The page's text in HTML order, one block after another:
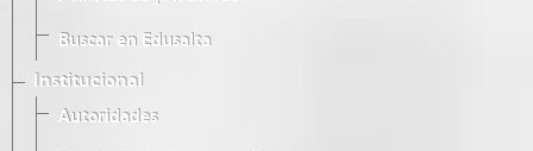
Buscar en Edusalta
Institucional
Autoridades